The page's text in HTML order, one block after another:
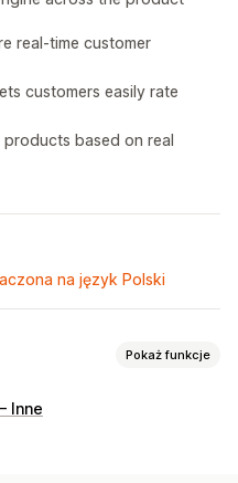
real-time customer
customers easily rate
based on real
na język Polski
Pokaż funkcje
Inne